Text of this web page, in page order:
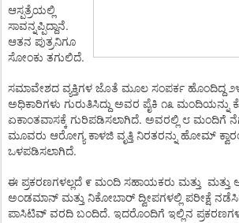
ಆಸ್ಪತ್ರೆಯಲ್ಲಿ
ಸಾವನ್ನಪ್ಪಿದ್ದಾನೆ.
ಆತನ ಪುತ್ರನಿಗೂ
ಸೋಂಕು ತಗುಲಿದೆ.
ಸಮಾವೇಶದ ವ್ಯಕ್ತಿಗಳ ಜೊತೆ ಮೂಲ ಸಂಪರ್ಕ ಹೊಂದಿದ್ದ
ಅಧಿಕಾರಿಗಳು ಗುರುತಿಸಿದ್ದು ಅವರ ಪೈಕಿ ೧೩ ಮಂದಿಯನ್ನು
ಏಕಾಂತವಾಸಕ್ಕೆ ಗುರಿಪಡಿಸಲಾಗಿದೆ. ಅವರಲ್ಲಿ ೮ ಮಂದಿಗೆ
ಮೂವರು ಆರೋಗ್ಯ ಕಾಳಜಿ ವೃತ್ತಿ ನಿರತರನ್ನು ಹೋಮ್
ಒಳಪಡಿಸಲಾಗಿದೆ.
ಈ ಪ್ರಕರಣಗಳಲ್ಲದೆ ೯ ಮಂದಿ ಸಹಾಯಕರು ಮತ್ತು ಮತ್ತು
ಅಂಡಮಾನ್ ಮತ್ತು ನಿಕೋಬಾರ್ ದ್ವೀಪಗಳಲ್ಲಿ ಪರೀಕ್ಷೆ
ಪಾಸಿಟಿವ್ ವರದಿ ಬಂದಿದೆ. ಇದರೊಂದಿಗೆ ಇಲ್ಲಿನ